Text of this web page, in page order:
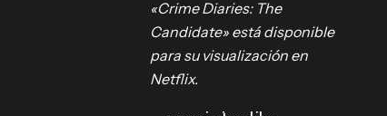
«Crime Diaries: The
Candidate» está disponible
para su visualización en
Netflix.